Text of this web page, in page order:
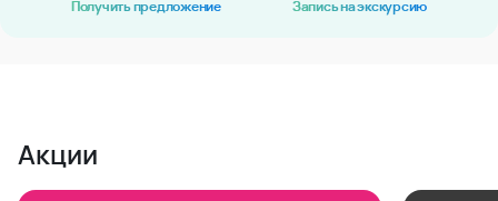
Получить предложение Запись на экскурсию
Акции